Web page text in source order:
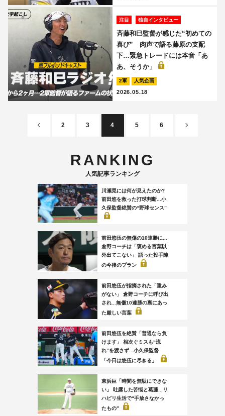
注目 独自インタビュー
斉藤和巳監督が感じた“初めての
喜び” 肉声で語る藤原の支配
下…緊急トレードには本音「あ
あ、そうか」
2軍 人気企画
2026.05.18
2 3 4 5 6
RANKING
人気記事ランキング
川瀬晃には何が見えたのか?
前田悠を救った打球判断...小
久保監督絶賛の“野球センス”
前田悠伍の無傷の10連勝に...
倉野コーチは「褒める言葉以
外出てこない」 語った投手陣
の今後のプラン
前田悠伍が指摘された「重み
がない」 倉野コーチに呼び出
され...無傷10連勝の裏にあっ
た厳しい言葉
前田悠伍を絶賛「普通なら負
けます」 相次ぐミスも“流
れ”を渡さず...小久保監督
「今日は悠伍に尽きる」
東浜巨「時間を無駄にできな
い」 吐露した苦悩と葛藤...リ
ハビリ生活で“手放さなかっ
たもの”